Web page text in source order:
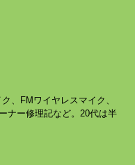
、FMワイヤレスマイク、
ナー修理記など。20代は半